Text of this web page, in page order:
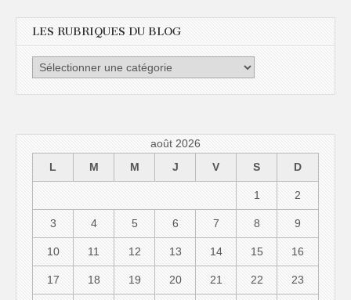
LES RUBRIQUES DU BLOG
rubriques
août 2026
L
M M J V S D
1 2
3 4 5 6 7 8 9
10 11 12 13 14 15 16
17 18 19 20 21 22 23